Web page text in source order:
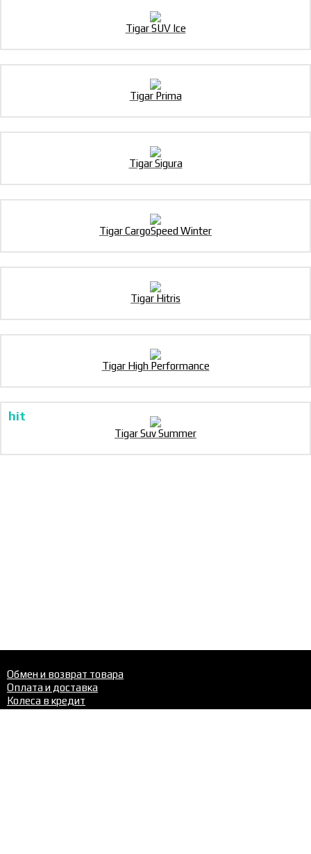
Tigar SUV Ice
Tigar Prima
Tigar Sigura
Tigar CargoSpeed Winter
Tigar Hitris
Tigar High Performance
Tigar Suv Summer
Обмен и возврат товара
Оплата и доставка
Колеса в кредит